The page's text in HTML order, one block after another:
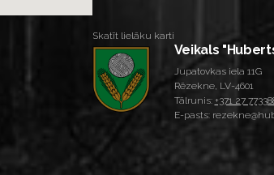
Skatīt lielāku karti
Veikals
Jupatovkas iela 11G
Rēzekne, LV-4601
Tālrunis: +371 27
E-pasts: